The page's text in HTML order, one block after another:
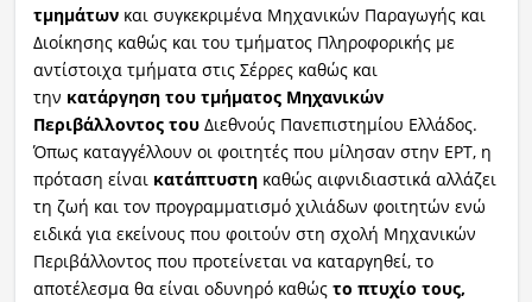
τμημάτωνκαι συγκεκριμένα Μηχανικών Παραγωγής και
Διοίκησης καθώς και του τμήματος Πληροφορικής με
αντίστοιχα τμήματα στις Σέρρες καθώς και
την κατάργηση του τμήματος Μηχανικών
Περιβάλλοντος του Διεθνούς Πανεπιστημίου Ελλάδος.
Όπως καταγγέλλουν οι φοιτητές που μίλησαν στην ΕΡΤ, η
πρόταση είναικατάπτυστη καθώς αιφνιδιαστικά αλλάζει
τη ζωή και τον προγραμματισμό χιλιάδων φοιτητών ενώ
ειδικά για εκείνους που φοιτούν στη σχολή Μηχανικών
Περιβάλλοντος που προτείνεται να καταργηθεί, το
αποτέλεσμα θα είναι οδυνηρό καθώς το πτυχίο τους,